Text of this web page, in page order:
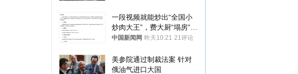
一段视频就能炒出“全国小
炒肉大王”，费大厨“塌房”了
吗？
中国新闻网 昨天10:21 21评论
美参院通过制裁法案 针对
俄油气进口大国